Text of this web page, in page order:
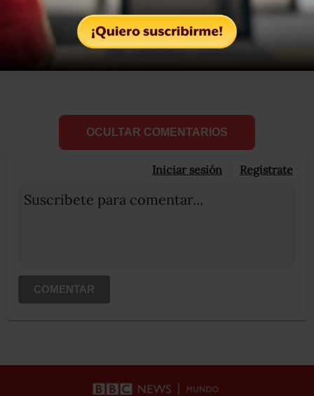
Compartir
OCULTAR COMENTARIOS
Iniciar sesión Registrate
Suscribete para comentar...
COMENTAR